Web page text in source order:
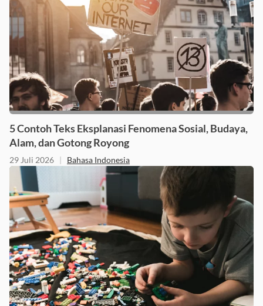
5 Contoh Teks Eksplanasi Fenomena Sosial, Budaya,
Alam, dan Gotong Royong
29 Juli 2026 | Bahasa Indonesia